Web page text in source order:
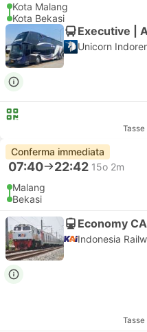
Kota Malang
Kota Bekasi
Executive |
Unicorn
Conferma immediata
07:40 22:42 15o 2m
Malang
Bekasi
Indonesia